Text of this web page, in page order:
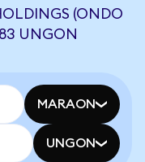
(ONDO
UNGON
MARAON
UNGON